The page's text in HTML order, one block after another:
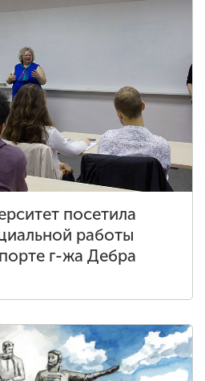
посетила
работы
г-жа Дебра